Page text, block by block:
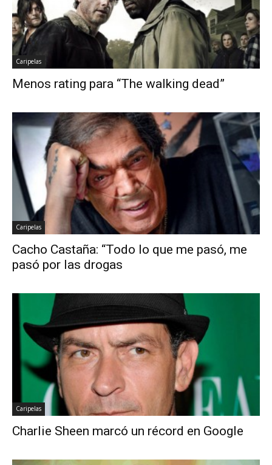
Caripelas
Menos rating para “The walking dead”
Caripelas
Cacho Castaña: “Todo lo que me pasó, me
pasó por las drogas
Caripelas
Charlie Sheen marcó un récord en Google